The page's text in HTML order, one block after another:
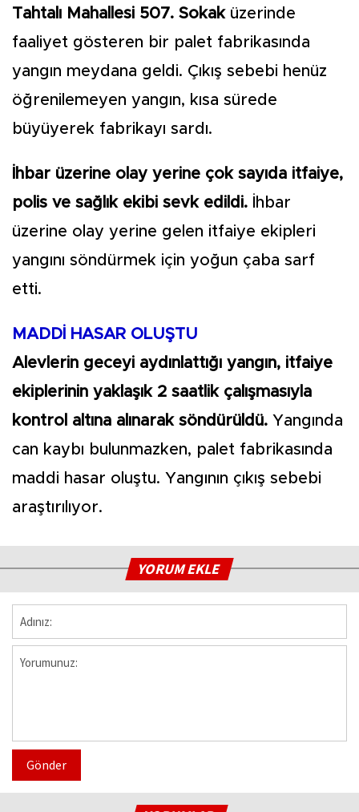
Tahtalı Mahallesi 507. Sokak üzerinde
faaliyet gösteren bir palet fabrikasında
yangın meydana geldi. Çıkış sebebi henüz
öğrenilemeyen yangın, kısa sürede
büyüyerek fabrikayı sardı.
İhbar üzerine olay yerine çok sayıda itfaiye,
polis ve sağlık ekibi sevk edildi. İhbar
üzerine olay yerine gelen itfaiye ekipleri
yangını söndürmek için yoğun çaba sarf
etti.
MADDİ HASAR OLUŞTU
Alevlerin geceyi aydınlattığı yangın, itfaiye
ekiplerinin yaklaşık 2 saatlik çalışmasıyla
kontrol altına alınarak söndürüldü. Yangında
can kaybı bulunmazken, palet fabrikasında
maddi hasar oluştu. Yangının çıkış sebebi
araştırılıyor.
YORUM EKLE
Gönder